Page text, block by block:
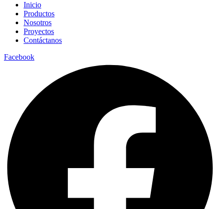
Inicio
Productos
Nosotros
Proyectos
Contáctanos
Facebook